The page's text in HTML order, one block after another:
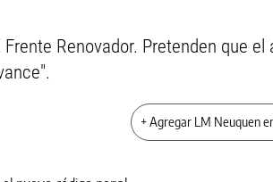
Renovador. Pretenden que
+ Agregar LM Neuquen